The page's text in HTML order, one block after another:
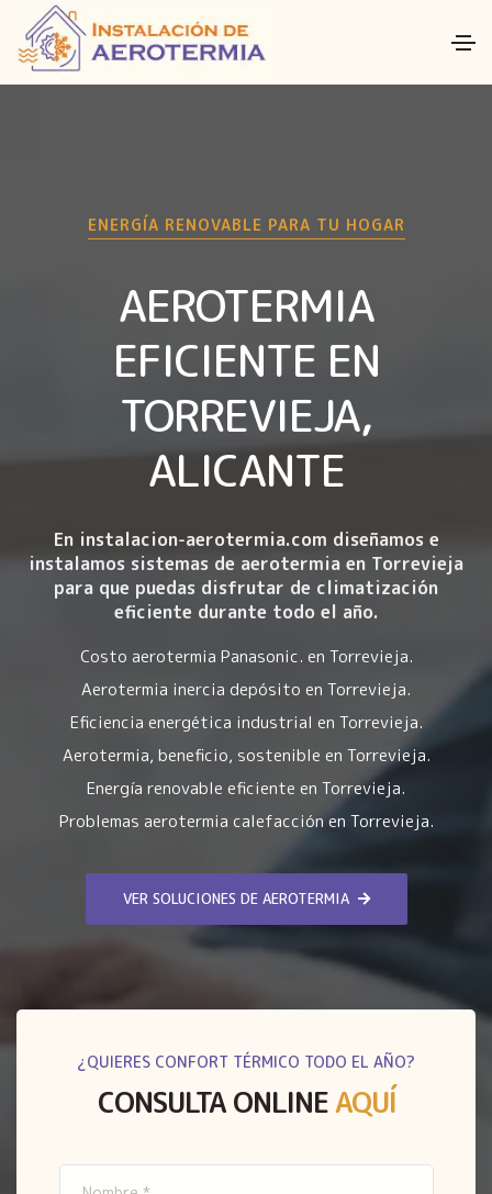
ENERGÍA RENOVABLE PARA TU HOGAR
AEROTERMIA
EFICIENTE EN
TORREVIEJA,
ALICANTE
En instalacion-aerotermia.com diseñamos e
instalamos sistemas de aerotermia en Torrevieja
para que puedas disfrutar de climatización
eficiente durante todo el año.
Costo aerotermia Panasonic. en Torrevieja.
Aerotermia inercia depósito en Torrevieja.
Eficiencia energética industrial en Torrevieja.
Aerotermia, beneficio, sostenible en Torrevieja.
Energía renovable eficiente en Torrevieja.
Problemas aerotermia calefacción en Torrevieja.
VER SOLUCIONES DE AEROTERMIA
¿QUIERES CONFORT TÉRMICO TODO EL AÑO?
CONSULTA ONLINEAQUÍ